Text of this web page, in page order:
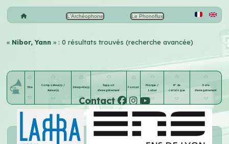
L'Archéophone Le Phonoflux
« Nibor, Yann» : 0 résultats trouvés (recherche avancée)
Titre
Compositeur(s) /
Auteur(s)
Interprète(s)
Support
d'enregistrement
Format
Marque /
Label
N° de
catalogue
Date
d'enregistrement
Contact